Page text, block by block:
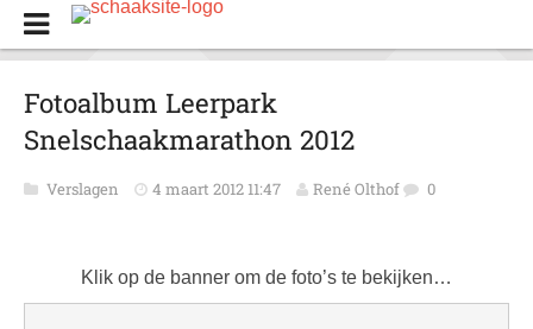
Fotoalbum Leerpark
Snelschaakmarathon 2012
Verslagen 4 maart 2012 11:47 René Olthof 0
Klik op de banner om de foto’s te bekijken…